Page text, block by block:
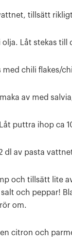
tillsätt
Låt stekas till
chili flakes/
av med
puttra ihop ca
dl av pasta
och tillsätt lite
och peppar!
rör om.
citron och